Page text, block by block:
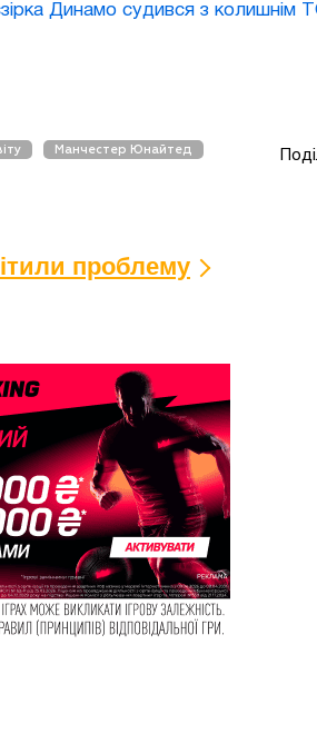
Динамо судився з колишнім
Манчестер Юнайтед
проблему